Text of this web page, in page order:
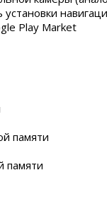
Play Market
памяти
памяти